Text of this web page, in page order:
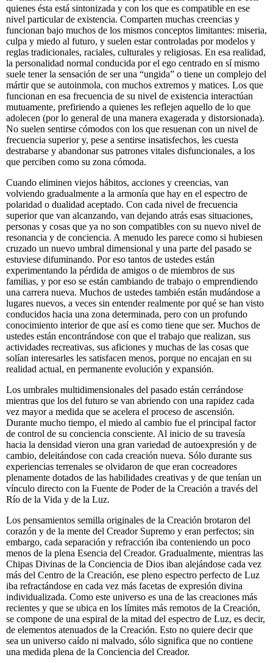
quienes ésta está sintonizada y con los que es compatible en ese
nivel particular de existencia. Comparten muchas creencias y
funcionan bajo muchos de los mismos conceptos limitantes: miseria,
culpa y miedo al futuro, y suelen estar controladas por modelos y
reglas tradicionales, raciales, culturales y religiosas. En esa realidad,
la personalidad normal conducida por el ego centrado en sí mismo
suele tener la sensación de ser una “ungida” o tiene un complejo del
mártir que se autoinmola, con muchos extremos y matices. Los que
funcionan en esa frecuencia de su nivel de existencia interactúan
mutuamente, prefiriendo a quienes les reflejen aquello de lo que
adolecen (por lo general de una manera exagerada y distorsionada).
No suelen sentirse cómodos con los que resuenan con un nivel de
frecuencia superior y, pese a sentirse insatisfechos, les cuesta
destrabarse y abandonar sus patrones vitales disfuncionales, a los
que perciben como su zona cómoda.
Cuando eliminen viejos hábitos, acciones y creencias, van
volviendo gradualmente a la armonía que hay en el espectro de
polaridad o dualidad aceptado. Con cada nivel de frecuencia
superior que van alcanzando, van dejando atrás esas situaciones,
personas y cosas que ya no son compatibles con su nuevo nivel de
resonancia y de conciencia. A menudo les parece como si hubiesen
cruzado un nuevo umbral dimensional y una parte del pasado se
estuviese difuminando. Por eso tantos de ustedes están
experimentando la pérdida de amigos o de miembros de sus
familias, y por eso se están cambiando de trabajo o emprendiendo
una carrera nueva. Muchos de ustedes también están mudándose a
lugares nuevos, a veces sin entender realmente por qué se han visto
conducidos hacia una zona determinada, pero con un profundo
conocimiento interior de que así es como tiene que ser. Muchos de
ustedes están encontrándose con que el trabajo que realizan, sus
actividades recreativas, sus aficiones y muchas de las cosas que
solían interesarles les satisfacen menos, porque no encajan en su
realidad actual, en permanente evolución y expansión.
Los umbrales multidimensionales del pasado están cerrándose
mientras que los del futuro se van abriendo con una rapidez cada
vez mayor a medida que se acelera el proceso de ascensión.
Durante mucho tiempo, el miedo al cambio fue el principal factor
de control de su conciencia consciente. Al inicio de su travesía
hacia la densidad vieron una gran variedad de autoexpresión y de
cambio, deleitándose con cada creación nueva. Sólo durante sus
experiencias terrenales se olvidaron de que eran cocreadores
plenamente dotados de las habilidades creativas y de que tenían un
vínculo directo con la Fuente de Poder de la Creación a través del
Río de la Vida y de la Luz.
Los pensamientos semilla originales de la Creación brotaron del
corazón y de la mente del Creador Supremo y eran perfectos; sin
embargo, cada separación y refracción iba conteniendo un poco
menos de la plena Esencia del Creador. Gradualmente, mientras las
Chipas Divinas de la Conciencia de Dios iban alejándose cada vez
más del Centro de la Creación, ese pleno espectro perfecto de Luz
iba refractándose en cada vez más facetas de expresión divina
individualizada. Como este universo es una de las creaciones más
recientes y que se ubica en los límites más remotos de la Creación,
se compone de una espiral de la mitad del espectro de Luz, es decir,
de elementos atenuados de la Creación. Esto no quiere decir que
sea un universo caído ni malvado, sólo significa que no contiene
una medida plena de la Conciencia del Creador.